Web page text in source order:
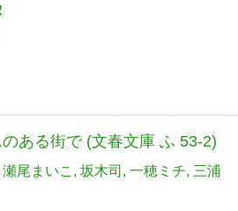
ある街で (文春文庫 ふ 53-2)
瀬尾まいこ 坂木司 一穂ミチ 三浦